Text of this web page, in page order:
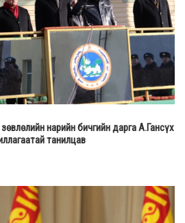
нарийн бичгийн дарга А.Гансүх
танилцав